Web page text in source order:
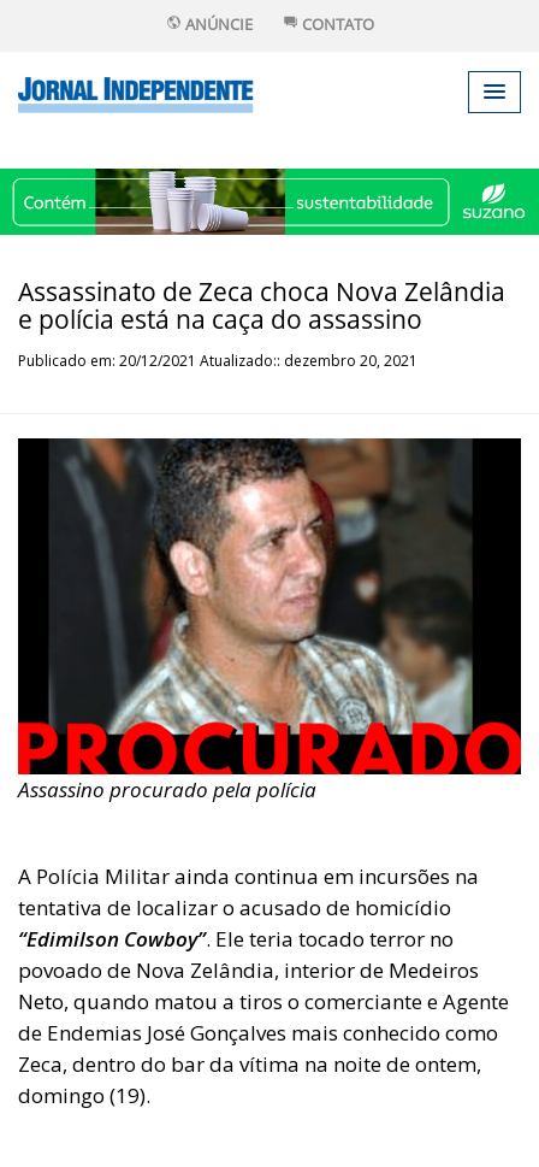
ANÚNCIE CONTATO
Assassinato de Zeca choca Nova Zelândia
e polícia está na caça do assassino
Publicado em: 20/12/2021 Atualizado:: dezembro 20, 2021
Assassino procurado pela polícia
A Polícia Militar ainda continua em incursões na
tentativa de localizar o acusado de homicídio
“Edimilson Cowboy”. Ele teria tocado terror no
povoado de Nova Zelândia, interior de Medeiros
Neto, quando matou a tiros o comerciante e Agente
de Endemias José Gonçalves mais conhecido como
Zeca, dentro do bar da vítima na noite de ontem,
domingo (19).